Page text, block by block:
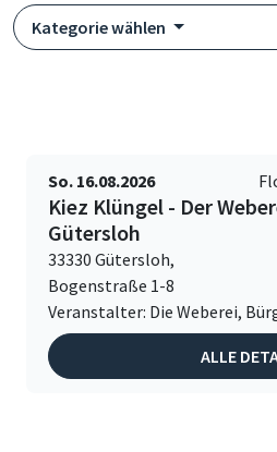
Kategorie wählen
So. 16.08.2026
Kiez Klüngel - Der
Gütersloh
33330 Gütersloh,
Bogenstraße 1-8
Veranstalter: Die Weberei,
ALLE